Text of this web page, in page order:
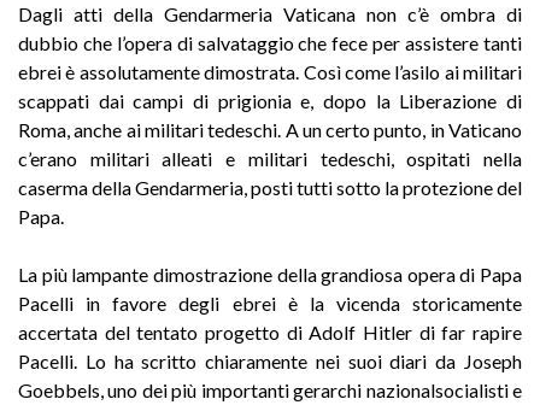
Dagli atti della Gendarmeria Vaticana non c’è ombra di
dubbio che l’opera di salvataggio che fece per assistere tanti
ebrei è assolutamente dimostrata. Così come l’asilo ai militari
scappati dai campi di prigionia e, dopo la Liberazione di
Roma, anche ai militari tedeschi. A un certo punto, in Vaticano
c’erano militari alleati e militari tedeschi, ospitati nella
caserma della Gendarmeria, posti tutti sotto la protezione del
Papa.
La più lampante dimostrazione della grandiosa opera di Papa
Pacelli in favore degli ebrei è la vicenda storicamente
accertata del tentato progetto di Adolf Hitler di far rapire
Pacelli. Lo ha scritto chiaramente nei suoi diari da Joseph
Goebbels, uno dei più importanti gerarchi nazionalsocialisti e